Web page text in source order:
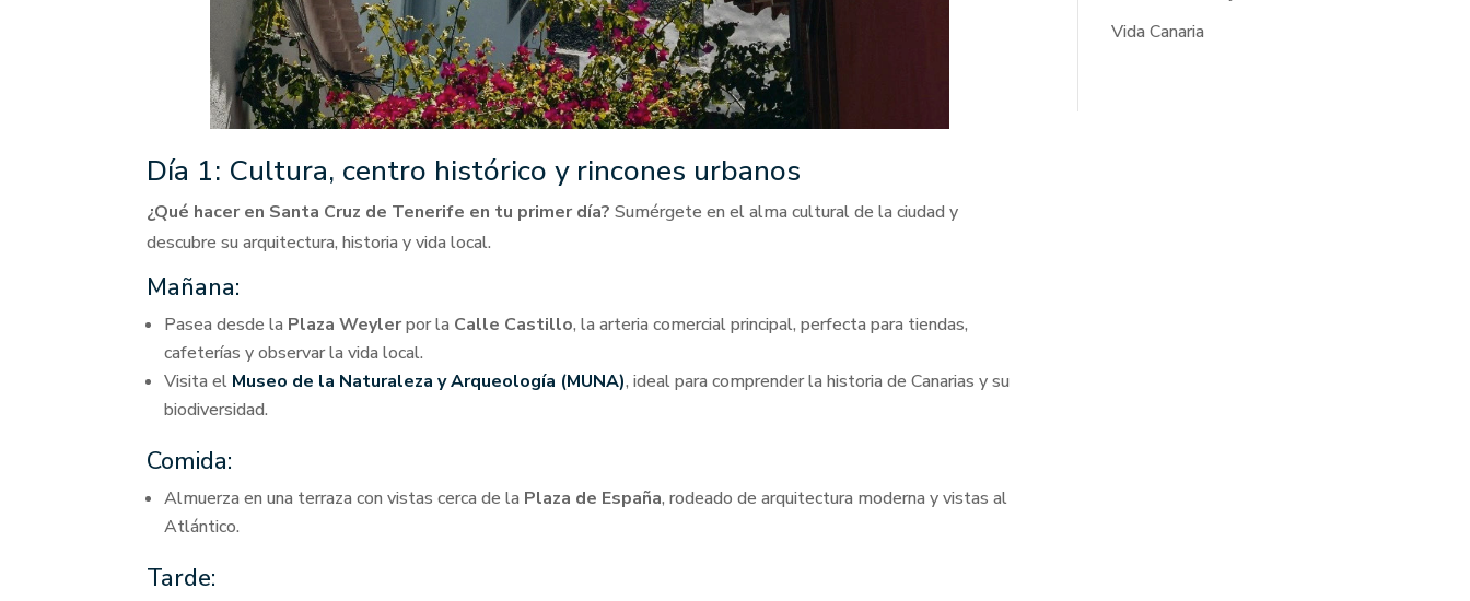
Día 1: Cultura, centro histórico y rincones urbanos
¿Qué hacer en Santa Cruz de Tenerife en tu primer día? Sumérgete en el alma cultural de la ciudad y
descubre su arquitectura, historia y vida local.
Mañana:
Pasea desde la Plaza Weylerpor la Calle Castillo, la arteria comercial principal, perfecta para tiendas,
cafeterías y observar la vida local.
Visita el Museo de la Naturaleza y Arqueología (MUNA), ideal para comprender la historia de Canarias y su
biodiversidad.
Comida:
Almuerza en una terraza con vistas cerca de la Plaza de España, rodeado de arquitectura moderna y vistas al
Atlántico.
Tarde:
Vida Canaria